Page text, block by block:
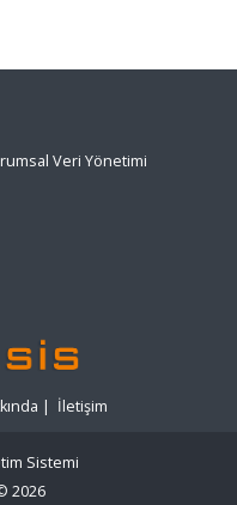
Veri Yönetimi
| İletişim
Sistemi
2026